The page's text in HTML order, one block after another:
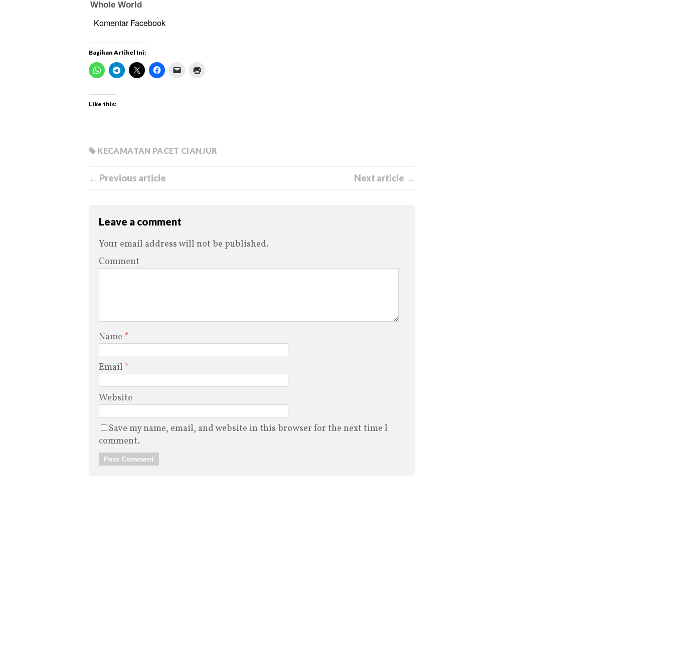
Komentar Facebook
Bagikan Artikel Ini:
Like this:
KECAMATAN PACET CIANJUR
← Previous article Next article →
Leave a comment
Your email address will not be published.
Comment
Name *
Email *
Website
Save my name, email, and website in this browser for the next time I
comment.